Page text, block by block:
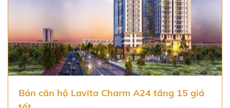
Bán căn hộ Lavita Charm A24 tầng 15 giá